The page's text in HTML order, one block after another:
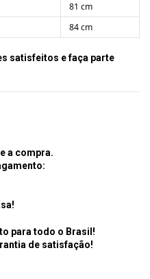
81 cm
84 cm
satisfeitos e faça parte
a compra.
para todo o Brasil!
de satisfação!